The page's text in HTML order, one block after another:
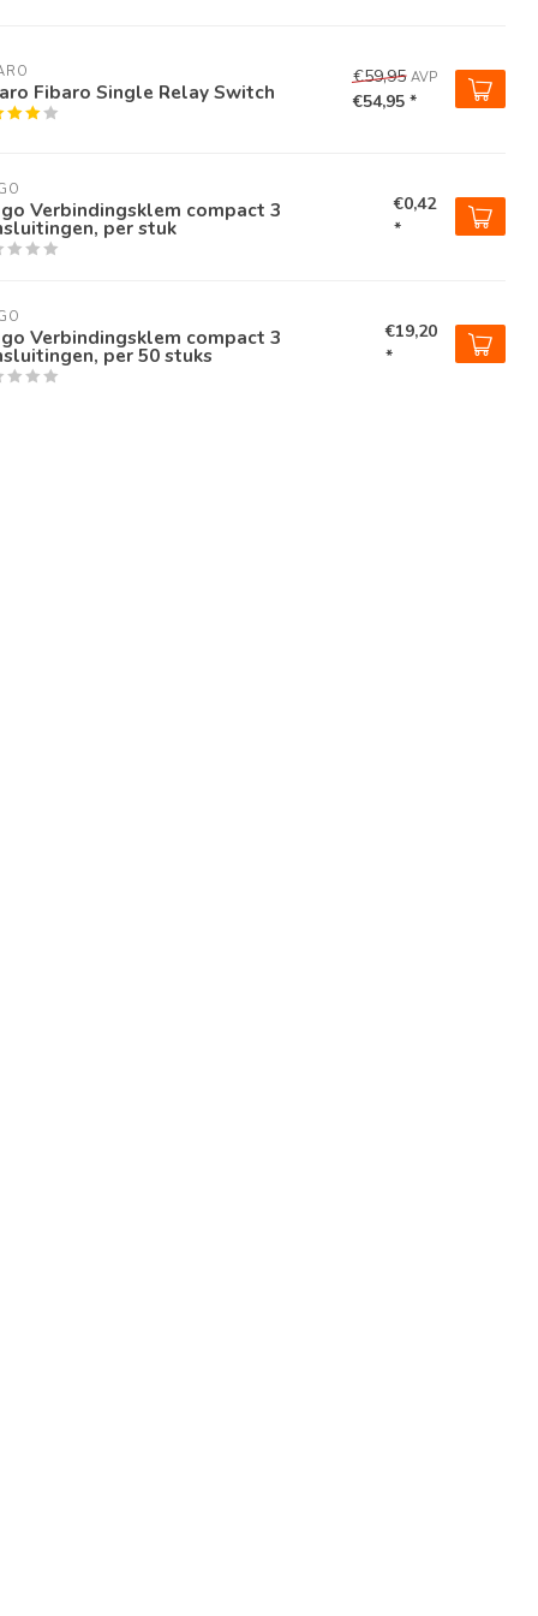
Fibaro Single Relay Switch
€59,95 AVP
€54,95 *
Verbindingsklem compact 3
per stuk
€0,42
*
Verbindingsklem compact 3
per 50 stuks
€19,20
*